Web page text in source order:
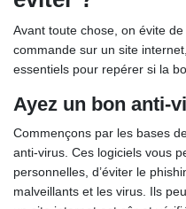
Avant toute chose, on évite
commande sur un site
essentiels pour repérer si la
Ayez un bon anti-
Commençons par les bases
anti-virus. Ces logiciels vous
personnelles, d’éviter le
malveillants et les virus. Ils